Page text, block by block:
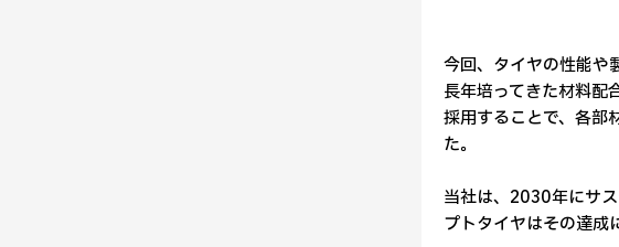
今回、タイヤの性能や
長年培ってきた材料配
採用することで、各部
た。
当社は、2030年にサ
プトタイヤはその達成